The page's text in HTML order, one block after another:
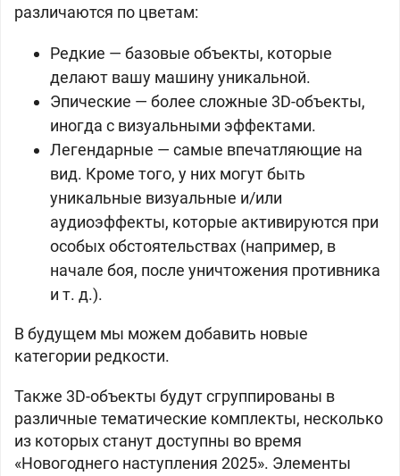
различаются по цветам:
Редкие — базовые объекты, которые
делают вашу машину уникальной.
Эпические — более сложные 3D-объекты,
иногда с визуальными эффектами.
Легендарные — самые впечатляющие на
вид. Кроме того, у них могут быть
уникальные визуальные и/или
аудиоэффекты, которые активируются при
особых обстоятельствах (например, в
начале боя, после уничтожения противника
и т. д.).
В будущем мы можем добавить новые
категории редкости.
Также 3D-объекты будут сгруппированы в
различные тематические комплекты, несколько
из которых станут доступны во время
«Новогоднего наступления 2025». Элементы